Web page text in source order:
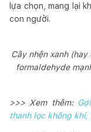
lựa chọn, mang lại
con người.
Cây nhện xanh
formaldehyde
>>> Xem thêm:
thanh lọc không khí,